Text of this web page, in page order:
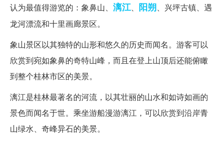
认为最值得游览的：象鼻山、 漓江、 阳朔、兴坪古镇、遇
龙河漂流和十里画廊景区。
象山景区以其独特的山形和悠久的历史而闻名。游客可以
欣赏到宛如象鼻的奇特山峰，而且在登上山顶后还能俯瞰
到整个桂林市区的美景。
漓江是桂林最著名的河流，以其壮丽的山水和如诗如画的
景色而闻名于世。乘坐游船漫游漓江，可以欣赏到沿岸青
山绿水、奇峰异石的美景。